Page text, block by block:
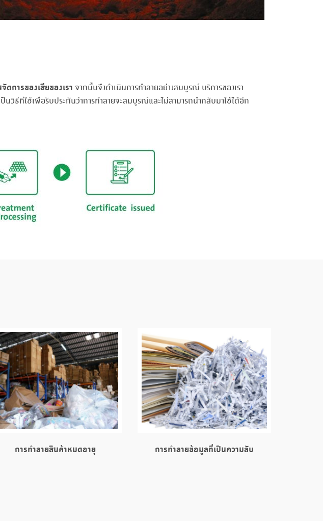
ดการของเสียของเรา จากนั้นจึงดำเนินการทำลายอย่างสมบูรณ์ บริการของเรา
ป็นวิธีที่ใช้เพื่อรับประกันว่าการทำลายจะสมบูรณ์และไม่สามารถนำกลับมาใช้ได้อีก
การทำลายสินค้าหมดอายุ การทำลายข้อมูลที่เป็นความลับ